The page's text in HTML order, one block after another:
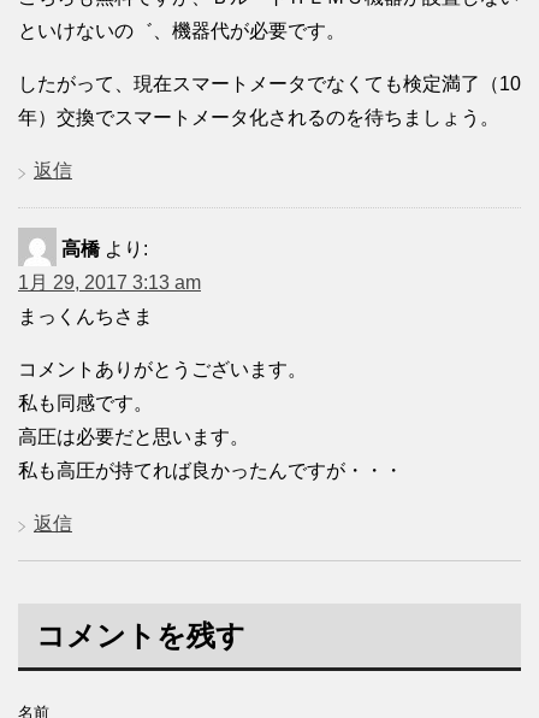
といけないの゛、機器代が必要です。
したがって、現在スマートメータでなくても検定満了（10
年）交換でスマートメータ化されるのを待ちましょう。
返信
高橋 より:
1月 29, 2017 3:13 am
まっくんちさま
コメントありがとうございます。
私も同感です。
高圧は必要だと思います。
私も高圧が持てれば良かったんですが・・・
返信
コメントを残す
名前